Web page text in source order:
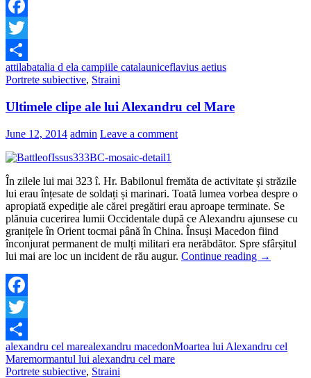
Facebook
Twitter
Share
attilabatalia d ela campiile catalauniceflavius aetius
Portrete subiective, Straini
Ultimele clipe ale lui Alexandru cel Mare
June 12, 2014 admin Leave a comment
În zilele lui mai 323 î. Hr. Babilonul fremăta de activitate și străzile
lui erau înțesate de soldați și marinari. Toată lumea vorbea despre o
apropiată expediție ale cărei pregătiri erau aproape terminate. Se
plănuia cucerirea lumii Occidentale după ce Alexandru ajunsese cu
granițele în Orient tocmai până în China. Însuși Macedon fiind
înconjurat permanent de mulți militari era nerăbdător. Spre sfârșitul
lui mai are loc un incident de rău augur. Continue reading →
Facebook
Twitter
Share
alexandru cel marealexandru macedonMoartea lui Alexandru cel
Maremormantul lui alexandru cel mare
Portrete subiective, Straini